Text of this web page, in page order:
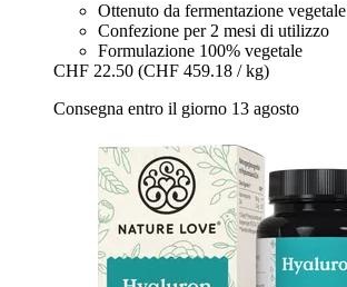
Ottenuto da fermentazione vegetale
Confezione per 2 mesi di utilizzo
Formulazione 100% vegetale
CHF 22.50 (CHF 459.18 / kg)
Consegna entro il giorno 13 agosto